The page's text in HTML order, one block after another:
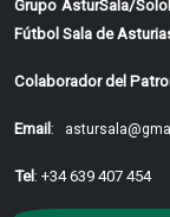
Grupo AsturSala/
Fútbol Sala de
Colaborador del
Email :
Tel : +34 639 407 454